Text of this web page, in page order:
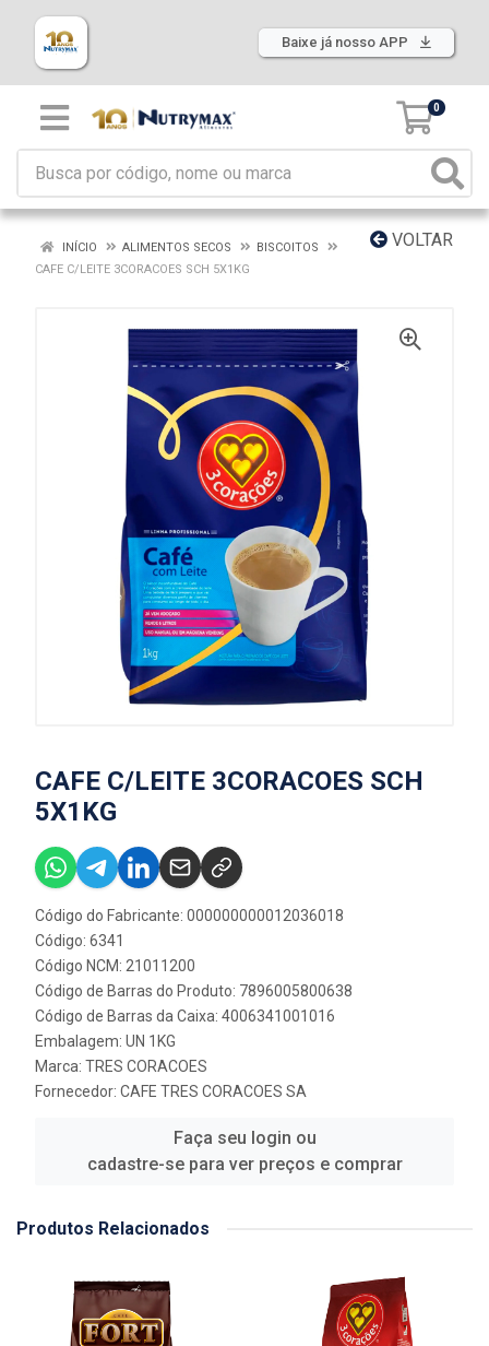
Baixe já nosso APP
0
VOLTAR
INÍCIO ALIMENTOS SECOS
BISCOITOS
CAFE C/LEITE 3CORACOES SCH 5X1KG
CAFE C/LEITE 3CORACOES SCH
5X1KG
Código do Fabricante: 000000000012036018
Código: 6341
Código NCM: 21011200
Código de Barras do Produto: 7896005800638
Código de Barras da Caixa: 4006341001016
Embalagem: UN 1KG
Marca: TRES CORACOES
Fornecedor: CAFE TRES CORACOES SA
Faça seu login ou
cadastre-se para ver preços e comprar
Produtos Relacionados